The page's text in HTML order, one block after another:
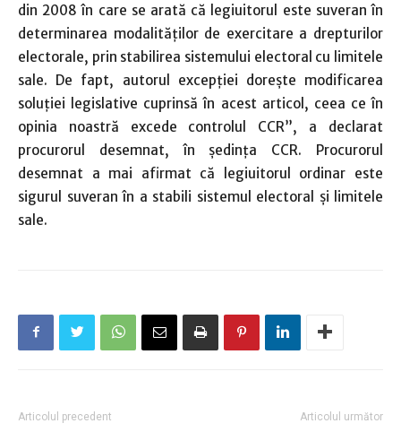
din 2008 în care se arată că legiuitorul este suveran în
determinarea modalităţilor de exercitare a drepturilor
electorale, prin stabilirea sistemului electoral cu limitele
sale. De fapt, autorul excepţiei doreşte modificarea
soluţiei legislative cuprinsă în acest articol, ceea ce în
opinia noastră excede controlul CCR”, a declarat
procurorul desemnat, în şedinţa CCR. Procurorul
desemnat a mai afirmat că legiuitorul ordinar este
sigurul suveran în a stabili sistemul electoral şi limitele
sale.
Articolul precedent Articolul următor